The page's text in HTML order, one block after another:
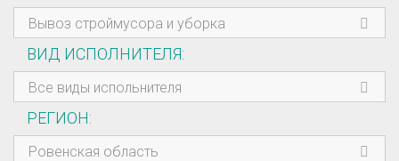
Вывоз строймусора и уборка
ВИД ИСПОЛНИТЕЛЯ
Все виды испольнителя
РЕГИОН
Ровенская область